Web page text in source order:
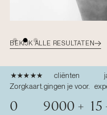
BEKIJK ALLE RESULTATEN
★★★★★
Zorgkaart.
0
cliënten
gingen je voor.
9000 + 15